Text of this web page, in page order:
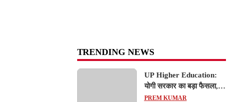
TRENDING NEWS
UP Higher Education:
योगी सरकार का बड़ा फैसला,
यूपी में 3 नए प्राइवेट
PREM KUMAR